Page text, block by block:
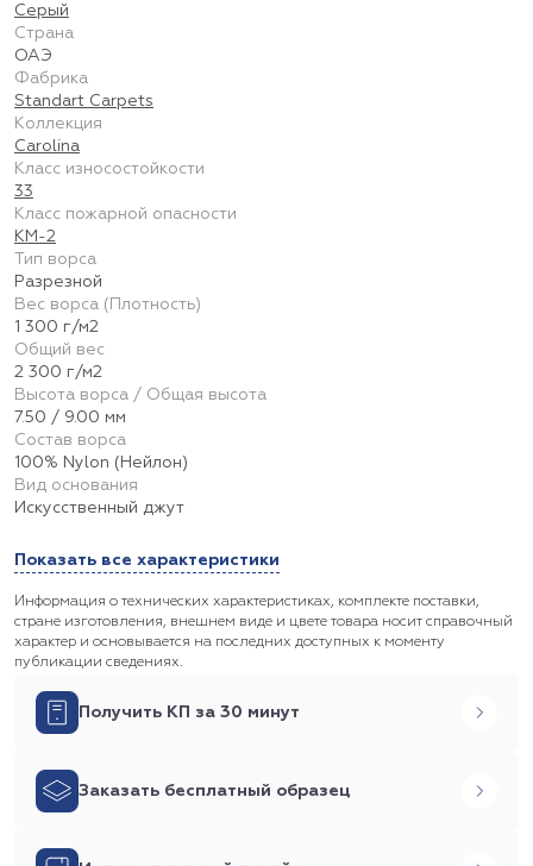
Серый
Страна
ОАЭ
Фабрика
Standart Carpets
Коллекция
Carolina
Класс износостойкости
33
Класс пожарной опасности
КМ-2
Тип ворса
Разрезной
Вес ворса (Плотность)
1 300 г/м2
Общий вес
2 300 г/м2
Высота ворса / Общая высота
7.50 / 9.00 мм
Состав ворса
100% Nylon (Нейлон)
Вид основания
Искусственный джут
Показать все характеристики
Информация о технических характеристиках, комплекте поставки,
стране изготовления, внешнем виде и цвете товара носит справочный
характер и основывается на последних доступных к моменту
публикации сведениях.
Получить КП за 30 минут
Заказать бесплатный образец